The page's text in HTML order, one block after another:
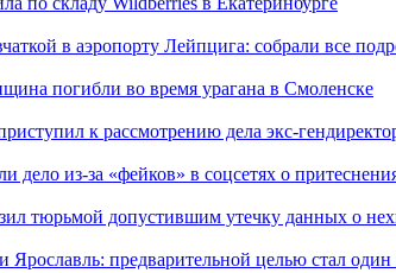
в аэропорту Лейпцига: собрали все
погибли во время урагана в Смоленске
к рассмотрению дела экс-
дело из-за «фейков» в соцсетях о
тюрьмой допустившим утечку данных о
Ярославль: предварительной целью стал